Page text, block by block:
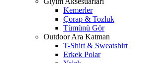
Kemerler
Çorap & Tozluk
Tümünü Gör
Outdoor Ara Katman
T-Shirt & Sweatshirt
Erkek Polar